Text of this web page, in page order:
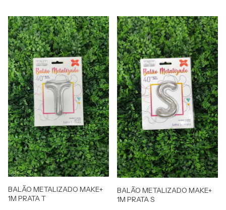
BALÃO METALIZADO MAKE+
1M PRATA T
BALÃO METALIZADO MAKE+
1M PRATA S